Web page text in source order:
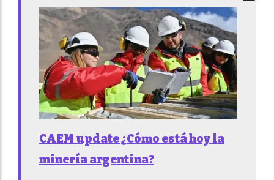
CAEM update ¿Cómo está hoy la
minería argentina?